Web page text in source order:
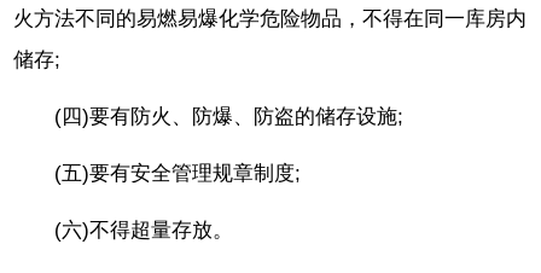
火方法不同的易燃易爆化学危险物品，不得在同一库房内
储存;
(四)要有防火、防爆、防盗的储存设施;
(五)要有安全管理规章制度;
(六)不得超量存放。